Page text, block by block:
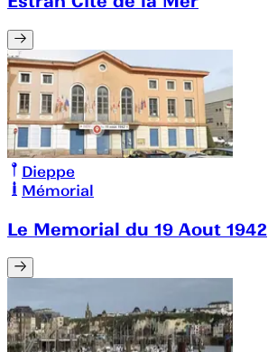
Dieppe
Mémorial
Le Memorial du 19 Aout 1942